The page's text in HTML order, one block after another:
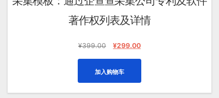
著作权列表及详情
¥399.00
原
¥399.00。
¥299.00当
为：
¥299.00。
加入购物车